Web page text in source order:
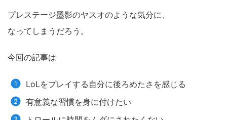
プレステージ墨影のヤスオのような気分に、
なってしまうだろう。
今回の記事は
LoLをプレイする自分に後ろめたさを感じる
有意義な習慣を身に付けたい